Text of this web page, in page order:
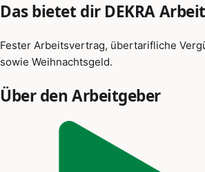
Das bietet dir DEKRA
Fester Arbeitsvertrag, übertarifliche
sowie Weihnachtsgeld.
Über den Arbeitgeber